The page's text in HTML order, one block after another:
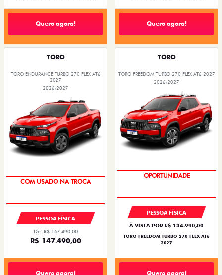
Quero agora! Quero agora!
TORO
TORO ENDURANCE TURBO 270 FLEX AT6
2027
2026/2027
COM USADO NA TROCA
PESSOA FÍSICA
De: R$ 167.490,00
R$ 147.490,00
Quero agora!
TORO
TORO FREEDOM TURBO 270 FLEX AT6 2027
2026/2027
OPORTUNIDADE
PESSOA FÍSICA
À VISTA POR R$ 134.990,00
TORO FREEDOM TURBO 270 FLEX AT6
2027
Quero agora!